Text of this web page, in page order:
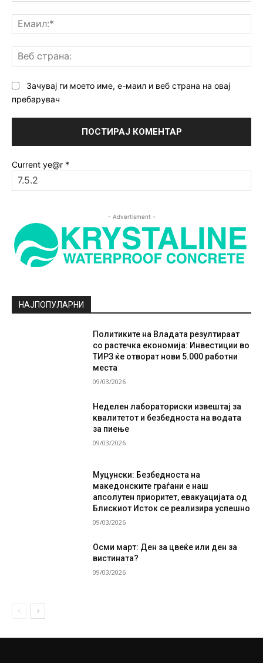
Зачувај ги моето име, е-маил и веб страна на овај
пребарувач
Current ye@r *
- Advertisment -
НАЈПОПУЛАРНИ
Политиките на Владата резултираат
со растечка економија: Инвестиции во
ТИРЗ ќе отворат нови 5.000 работни
места
09/03/2026
Неделен лабораториски извештај за
квалитетот и безбедноста на водата
за пиење
09/03/2026
Муцунски: Безбедноста на
македонските граѓани е наш
апсолутен приоритет, евакуацијата од
Блискиот Исток се реализира успешно
09/03/2026
Осми март: Ден за цвеќе или ден за
вистината?
09/03/2026